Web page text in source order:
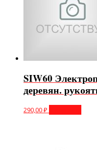
SIW60
деревян.
290,00₽